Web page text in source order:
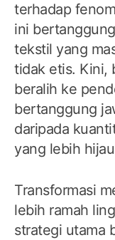
terhadap
ini
tekstil yang
tidak etis. Kini,
beralih ke
bertanggung
daripada
yang lebih
Transformasi
lebih ramah
strategi utama